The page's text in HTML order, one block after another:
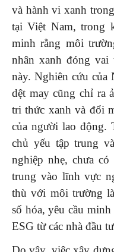
và hành vi xanh
tại Việt Nam, trong
minh rằng môi
nhân xanh đóng
này. Nghiên cứu của
dệt may cũng chỉ ra
tri thức xanh và đổi
của người lao động.
chủ yếu tập trung
nghiệp nhẹ, chưa
trung vào lĩnh vực
thù với môi trường
số hóa, yêu cầu
ESG từ các nhà đầu